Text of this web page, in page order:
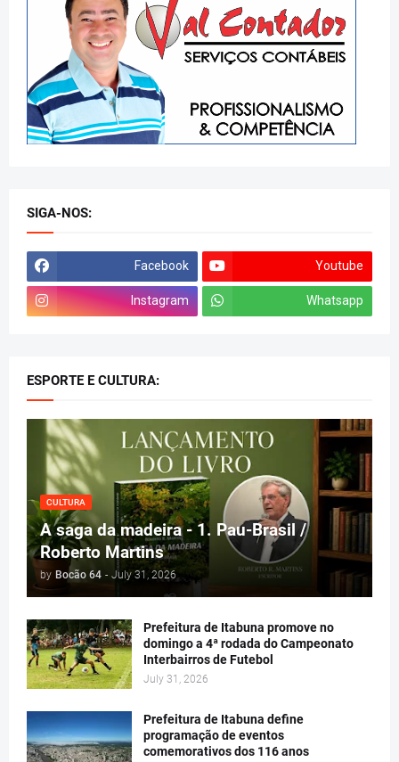
SIGA-NOS:
Facebook Youtube
Instagram Whatsapp
ESPORTE E CULTURA:
CULTURA
A saga da madeira - 1. Pau-Brasil /
Roberto Martins
by Bocão 64 - July 31, 2026
Prefeitura de Itabuna promove no
domingo a 4ª rodada do Campeonato
Interbairros de Futebol
July 31, 2026
Prefeitura de Itabuna define
programação de eventos
comemorativos dos 116 anos